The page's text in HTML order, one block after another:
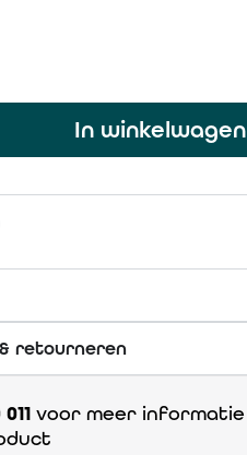
In winkelwagen
retourneren
voor meer informatie